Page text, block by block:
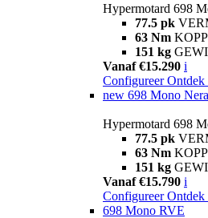
Hypermotard 698
77.5 pk
63 Nm
151 kg
Vanaf €15.290 i
Configureer Ontdek
new 698 Mono Nera
Hypermotard 698
77.5 pk
63 Nm
151 kg
Vanaf €15.790 i
Configureer Ontdek
698 Mono RVE